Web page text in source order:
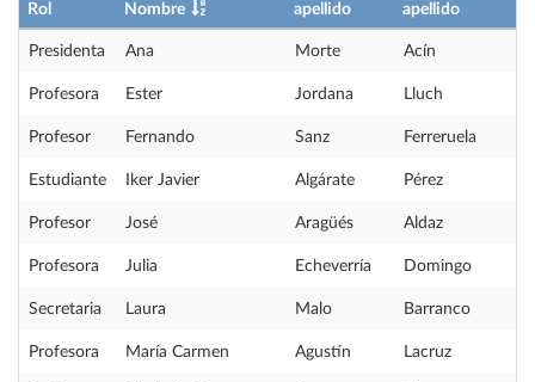
Rol Nombre
apellido
apellido
Presidenta Ana Morte Acín
Profesora Ester Jordana Lluch
Profesor Fernando Sanz Ferreruela
Estudiante Iker Javier Algárate Pérez
Profesor José Aragüés Aldaz
Profesora Julia Echeverría Domingo
Secretaria Laura Malo Barranco
Profesora María Carmen Agustín Lacruz